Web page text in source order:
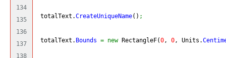
134
135
136
137
138
totalText.CreateUniqueName( ) ;
totalText. Bounds = new RectangleF(0 , 0 , Units.